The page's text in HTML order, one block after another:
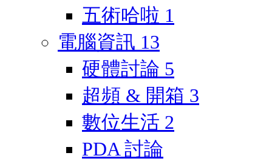
五術哈啦 1
電腦資訊 13
硬體討論 5
超頻 & 開箱 3
數位生活 2
PDA 討論